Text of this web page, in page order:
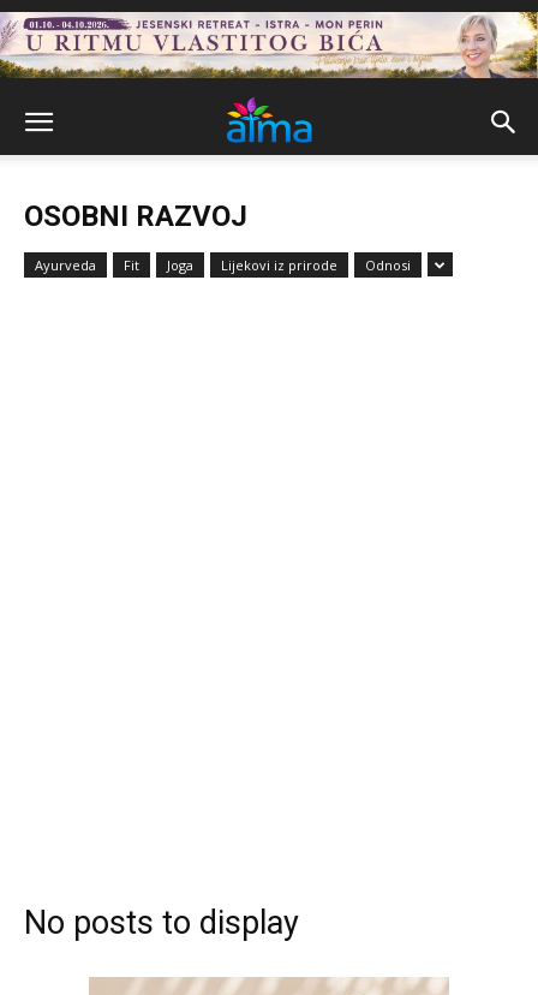
OSOBNI RAZVOJ
Ayurveda Fit Joga Lijekovi iz prirode Odnosi
No posts to display